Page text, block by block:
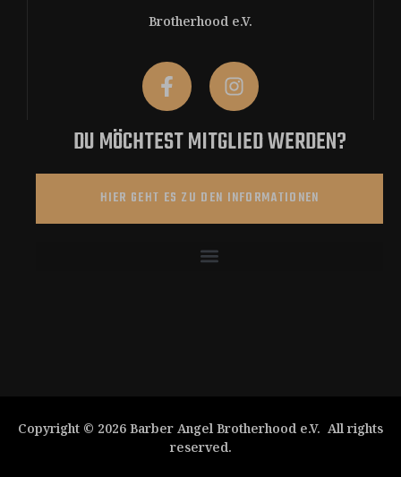
Brotherhood e.V.
DU MÖCHTEST MITGLIED WERDEN?
HIER GEHT ES ZU DEN INFORMATIONEN
Copyright © 2026 Barber Angel Brotherhood e.V. All rights
reserved.